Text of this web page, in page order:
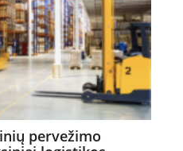
pervežimo